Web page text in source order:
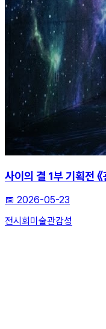
사이의 결 1부 기획전 《
📅 2026-05-23
전시회 미술관감성